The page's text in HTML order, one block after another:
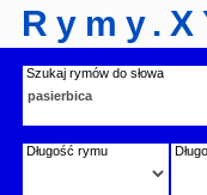
Szukaj rymów do słowa
Długość rymu